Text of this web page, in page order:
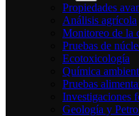
Propiedades
Análisis agrícola
Monitoreo de la
Pruebas de
Ecotoxicología
Química
Pruebas
Investigaciones
Geología y